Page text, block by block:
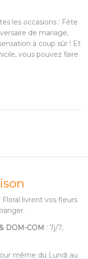
les occasions : Fête
de mariage,
à coup sûr ! Et
vous pouvez faire
livrent vos fleurs
DOM-COM : 7j/7,
même du Lundi au